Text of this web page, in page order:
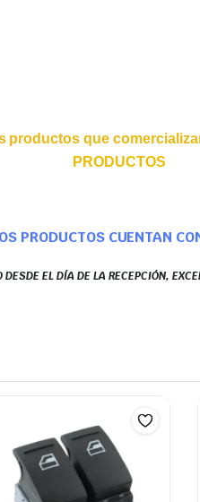
productos que
PRODUCTOS
PRODUCTOS CUENTAN
EL DÍA DE LA RECEPCIÓN,